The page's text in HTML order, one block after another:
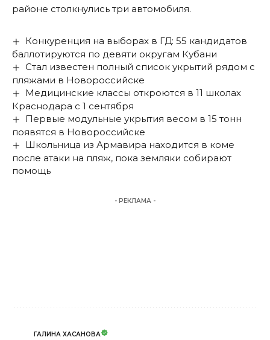
районе столкнулись три автомобиля.
Конкуренция на выборах в ГД: 55 кандидатов
баллотируются по девяти округам Кубани
Стал известен полный список укрытий рядом с
пляжами в Новороссийске
Медицинские классы откроются в 11 школах
Краснодара с 1 сентября
Первые модульные укрытия весом в 15 тонн
появятся в Новороссийске
Школьница из Армавира находится в коме
после атаки на пляж, пока земляки собирают
помощь
- РЕКЛАМА -
ГАЛИНА ХАСАНОВА